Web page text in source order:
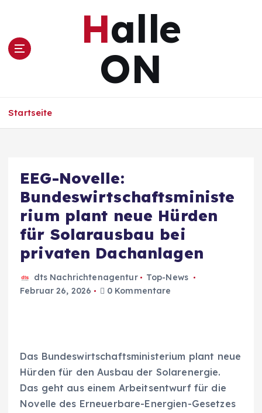
s
Halle
ON
Startseite
EEG-Novelle:
Bundeswirtschaftsministe
rium plant neue Hürden
für Solarausbau bei
privaten Dachanlagen
dts Nachrichtenagentur
Top-News
Februar 26, 2026
0 Kommentare
Das Bundeswirtschaftsministerium plant neue
Hürden für den Ausbau der Solarenergie.
Das geht aus einem Arbeitsentwurf für die
Novelle des Erneuerbare-Energien-Gesetzes